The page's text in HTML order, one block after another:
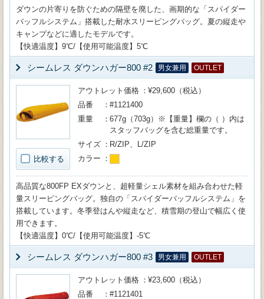
ダウンの片寄りを防ぐための隔壁を廃した、画期的な「スパイダー
バッフルシステム」搭載した耐水スリーピングバッグ。夏の縦走や
キャンプなどに適したモデルです。
【快適温度】9℃/【使用可能温度】5℃
シームレス ダウンハガー800 #2 男女兼用 OUTLET
比較する
アウトレット価格
¥29,600（税込）
品番
#1121400
重量
677g（703g）※【重量】欄の（ ）内は
スタッフバッグを含む総重量です。
サイズ
R/ZIP、L/ZIP
カラー
高品質な800FP EXダウンと、超軽量シェル素材を組み合わせた軽
量スリーピングバッグ。独自の「スパイダーバッフルシステム」を
搭載しています。冬季登はんや縦走など、積雪期の登山で幅広く使
用できます。
【快適温度】0℃/【使用可能温度】-5℃
シームレス ダウンハガー800 #3 男女兼用 OUTLET
アウトレット価格
¥23,600（税込）
品番
#1121401